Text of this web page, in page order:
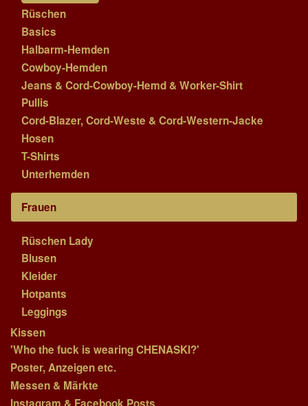
Rüschen
Basics
Halbarm-Hemden
Cowboy-Hemden
Jeans & Cord-Cowboy-Hemd & Worker-Shirt
Pullis
Cord-Blazer, Cord-Weste & Cord-Western-Jacke
Hosen
T-Shirts
Unterhemden
Frauen
Rüschen Lady
Blusen
Kleider
Hotpants
Leggings
Kissen
'Who the fuck is wearing CHENASKI?'
Poster, Anzeigen etc.
Messen & Märkte